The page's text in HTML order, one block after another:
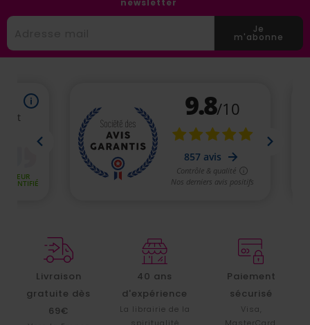
newsletter
Je
m'abonne
Livraison
gratuite dès
69€
40 ans
d'expérience
La librairie de la
spiritualité
Paiement
sécurisé
Visa,
MasterCard,